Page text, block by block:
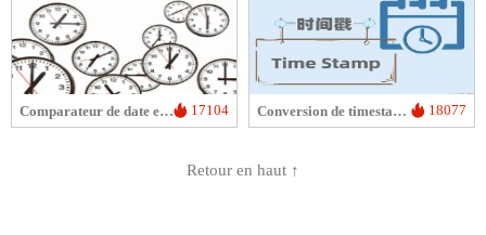
Comparateur de date et d'heure 17104 Conversion de timestamp en date/heure 18077
Retour en haut ↑